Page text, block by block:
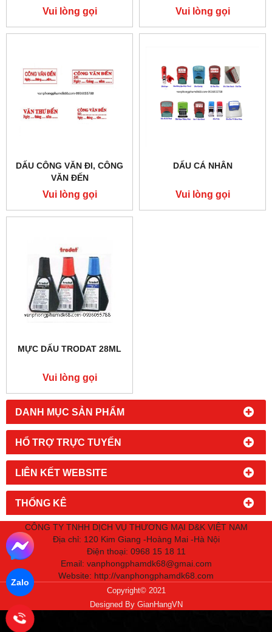
DANH MỤC SẢN PHẨM
HỔ TRỢ TRỰC TUYẾN
LIÊN KẾT WEBSITE
THỐNG KÊ
Vui lòng gọi Vui lòng gọi
DẤU CÔNG VĂN ĐI, CÔNG
VĂN ĐẾN
Vui lòng gọi
DẤU CÁ NHÂN
Vui lòng gọi
MỰC DẤU TRODAT 28ML
Vui lòng gọi
CÔNG TY TNHH DỊCH VỤ THƯƠNG MẠI D&K VIỆT NAM
Địa chỉ: 120 Kim Giang -Hoàng Mai -Hà Nội
Điện thoại: 0968 15 18 11
Email: vanphongphamdk68@gmai.com
Website: http://vanphongphamdk68.com
Copyright© 2021
Designed By GianHangVN
Zalo